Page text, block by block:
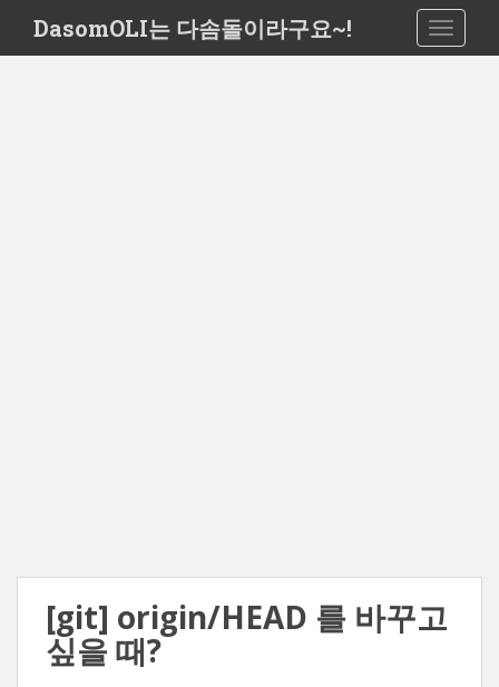
i
DasomOLI는 다솜돌이라구요~!
[git] origin/HEAD 를 바꾸고
싶을 때?